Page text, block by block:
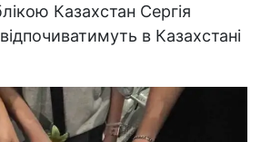
Казахстан Сергія
в Казахстані